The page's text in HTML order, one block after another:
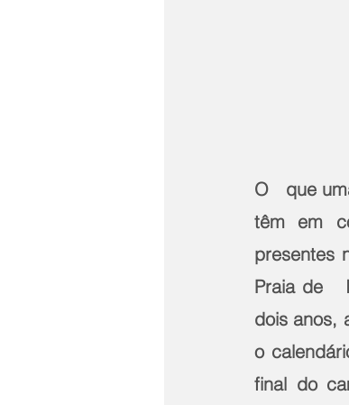
O   que
têm em
presentes
Praia de
dois anos,
o
final do